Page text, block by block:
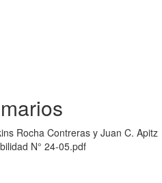
Rocha Contreras y Juan C. Apitz
N° 24-05.pdf